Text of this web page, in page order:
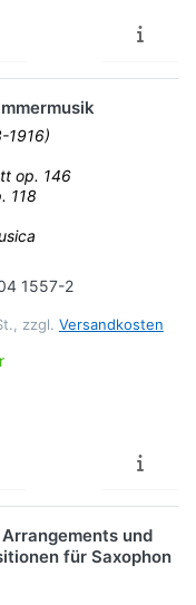
1916)
op. 146
118
1557-2
zzgl. Versandkosten
und
für Saxophon